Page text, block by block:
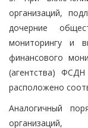
организаций,
дочерние
мониторингу и
финансового
(агентства)
расположено
Аналогичный